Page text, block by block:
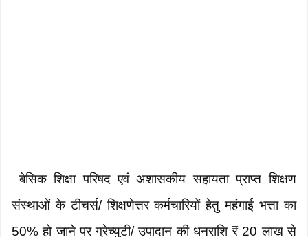
बेसिक शिक्षा परिषद एवं अशासकीय सहायता प्राप्त शिक्षण
संस्थाओं के टीचर्स/ शिक्षणेत्तर कर्मचारियों हेतु महंगाई भत्ता का
50% हो जाने पर ग्रेच्युटी/ उपादान की धनराशि ₹ 20 लाख से